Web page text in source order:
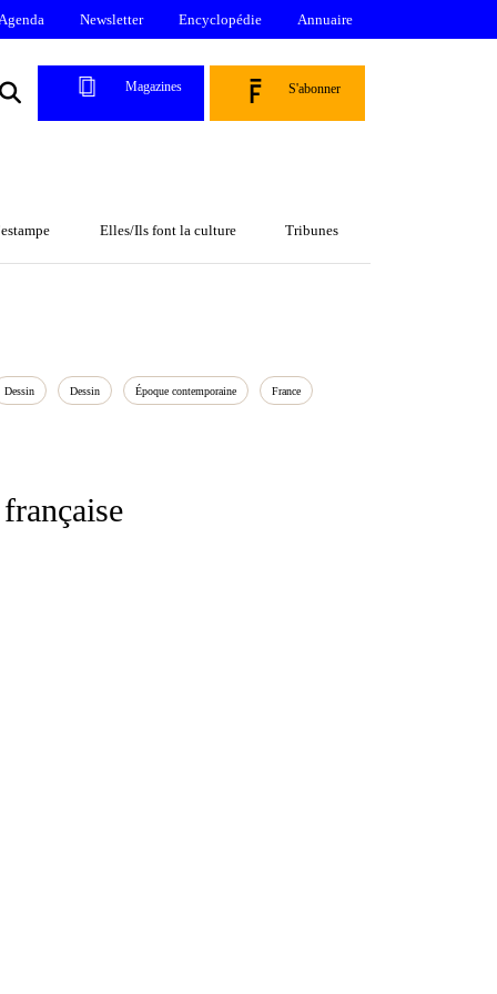
Newsletter Encyclopédie Annuaire
Magazines S'abonner
Elles/Ils font la culture Tribunes
Dessin Dessin Époque contemporaine France